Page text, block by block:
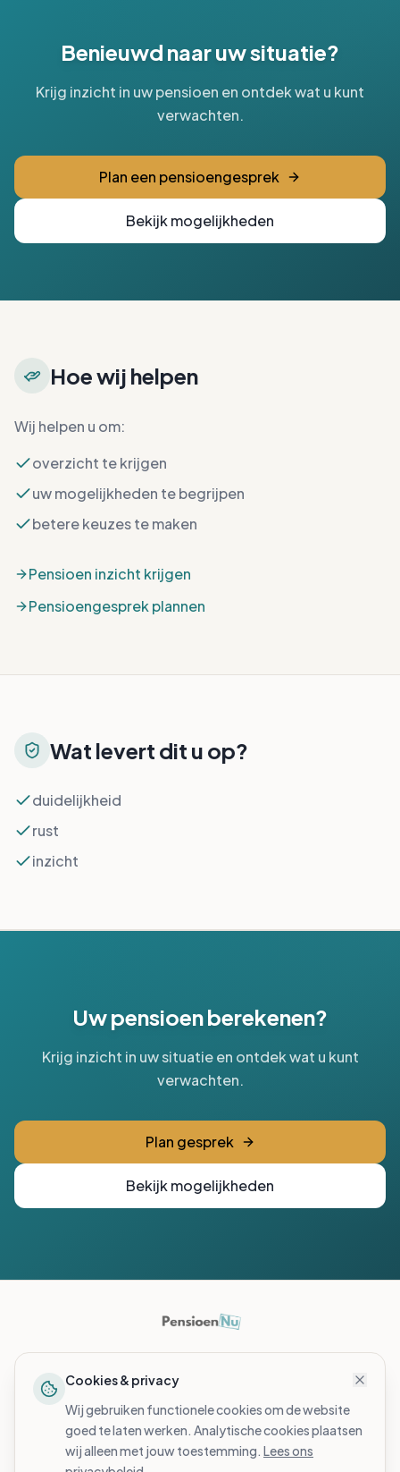
Benieuwd naar uw situatie?
Krijg inzicht in uw pensioen en ontdek wat u kunt
verwachten.
Plan een pensioengesprek
Bekijk mogelijkheden
Hoe wij helpen
Wij helpen u om:
overzicht te krijgen
uw mogelijkheden te begrijpen
betere keuzes te maken
Pensioen inzicht krijgen
Pensioengesprek plannen
Wat levert dit u op?
duidelijkheid
rust
inzicht
Uw pensioen berekenen?
Krijg inzicht in uw situatie en ontdek wat u kunt
verwachten.
Plan gesprek
Bekijk mogelijkheden
Onze adviseurs
Beoordelingen
PensioenScan
FAQ
Cookies & privacy
Wij gebruiken functionele cookies om de website
goed te laten werken. Analytische cookies plaatsen
wij alleen met jouw toestemming. Lees ons